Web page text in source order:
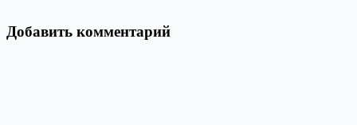
Добавить комментарий